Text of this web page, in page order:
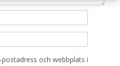
och webbplats i